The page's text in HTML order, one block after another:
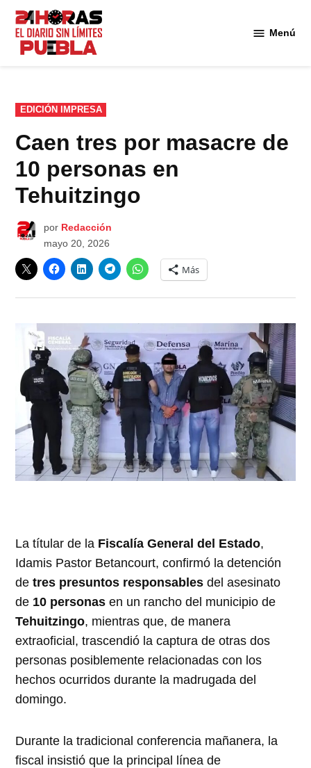
Saltar
contenido
Menú
PUBLICADO
EN
EDICIÓN IMPRESA
Caen tres por masacre de
10 personas en
Tehuitzingo
por Redacción
mayo 20, 2026
Más
La títular de la Fiscalía General del Estado,
Idamis Pastor Betancourt, confirmó la detención
detres presuntos responsables del asesinato
de 10 personas en un rancho del municipio de
Tehuitzingo, mientras que, de manera
extraoficial, trascendió la captura de otras dos
personas posiblemente relacionadas con los
hechos ocurridos durante la madrugada del
domingo.
Durante la tradicional conferencia mañanera, la
fiscal insistió que la principal línea de